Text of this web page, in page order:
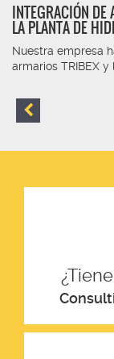
INTEGRACIÓN DE
LA PLANTA DE
Nuestra empresa
armarios TRIBEX y